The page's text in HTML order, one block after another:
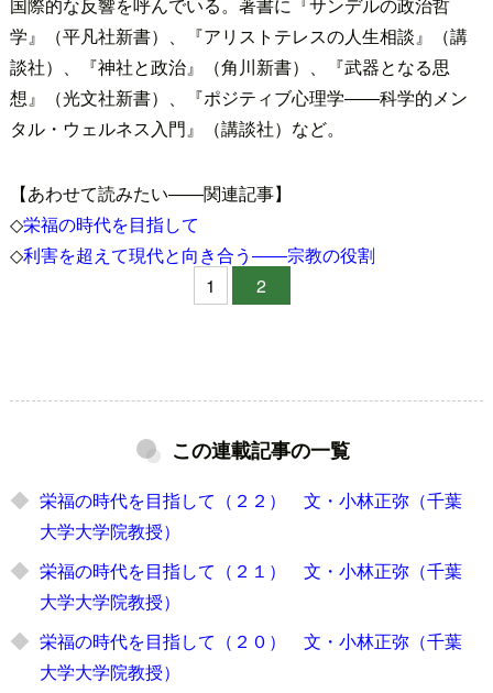
学』（平凡社新書）、『アリストテレスの人生相談』（講
談社）、『神社と政治』（角川新書）、『武器となる思
想』（光文社新書）、『ポジティブ心理学――科学的メン
タル・ウェルネス入門』（講談社）など。
【あわせて読みたい――関連記事】
◇栄福の時代を目指して
◇利害を超えて現代と向き合う――宗教の役割
1
2
この連載記事の一覧
栄福の時代を目指して（２２） 文・小林正弥（千葉
大学大学院教授）
栄福の時代を目指して（２１） 文・小林正弥（千葉
大学大学院教授）
栄福の時代を目指して（２０） 文・小林正弥（千葉
大学大学院教授）